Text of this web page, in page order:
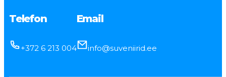
Telefon
+372 6 213 004
Email
info@suveniirid.ee